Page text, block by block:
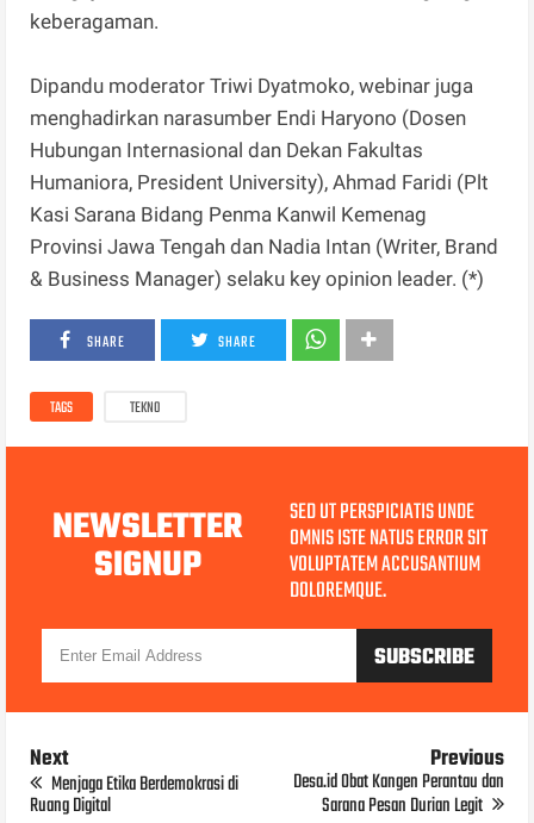
keberagaman.
Dipandu moderator Triwi Dyatmoko, webinar juga
menghadirkan narasumber Endi Haryono (Dosen
Hubungan Internasional dan Dekan Fakultas
Humaniora, President University), Ahmad Faridi (Plt
Kasi Sarana Bidang Penma Kanwil Kemenag
Provinsi Jawa Tengah dan Nadia Intan (Writer, Brand
& Business Manager) selaku key opinion leader. (*)
SHARE SHARE
TAGS TEKNO
NEWSLETTER
SIGNUP
SED UT PERSPICIATIS UNDE
OMNIS ISTE NATUS ERROR SIT
VOLUPTATEM ACCUSANTIUM
DOLOREMQUE.
Next
Menjaga Etika Berdemokrasi di
Ruang Digital
Previous
Desa.id Obat Kangen Perantau dan
Sarana Pesan Durian Legit